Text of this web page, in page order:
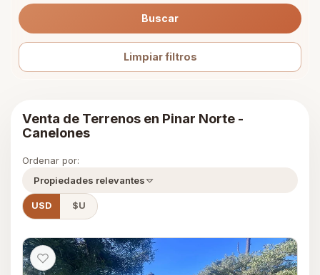
Buscar
Limpiar filtros
Venta de Terrenos en Pinar Norte -
Canelones
Ordenar por:
Propiedades relevantes
USD $U